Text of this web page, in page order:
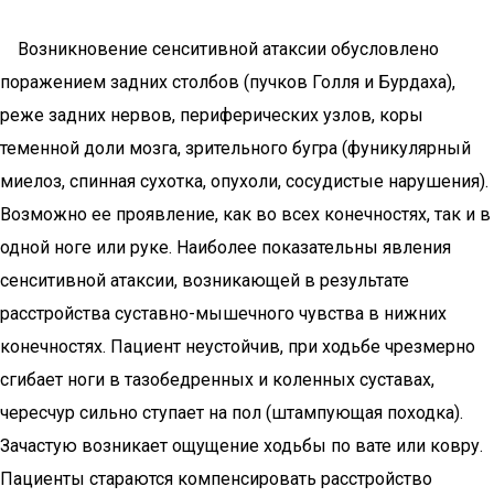
Возникновение сенситивной атаксии обусловлено
поражением задних столбов (пучков Голля и Бурдаха),
реже задних нервов, периферических узлов, коры
теменной доли мозга, зрительного бугра (фуникулярный
миелоз, спинная сухотка, опухоли, сосудистые нарушения).
Возможно ее проявление, как во всех конечностях, так и в
одной ноге или руке. Наиболее показательны явления
сенситивной атаксии, возникающей в результате
расстройства суставно-мышечного чувства в нижних
конечностях. Пациент неустойчив, при ходьбе чрезмерно
сгибает ноги в тазобедренных и коленных суставах,
чересчур сильно ступает на пол (штампующая походка).
Зачастую возникает ощущение ходьбы по вате или ковру.
Пациенты стараются компенсировать расстройство